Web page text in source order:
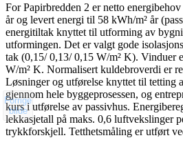
Forrige
bilde
For Papirbredden 2 er netto
år og levert energi til 58 kWh/m² år
energitiltak knyttet til utforming av
utformingen. Det er valgt gode
tak (0,15/ 0,13/ 0,15 W/m² K). Vinduer
W/m² K. Normalisert kuldebroverdi er
Løsninger og utførelse knyttet til tetting
gjennom hele byggeprosessen, og
kurs i utførelse av passivhus.
lekkasjetall på maks. 0,6 luftvekslinger
trykkforskjell. Tetthetsmåling er utført